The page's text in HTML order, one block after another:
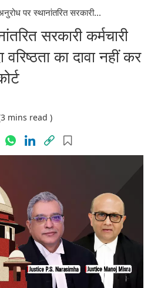
पर स्थानांतरित सरकारी...
सरकारी कर्मचारी
का दावा नहीं कर
mins read )